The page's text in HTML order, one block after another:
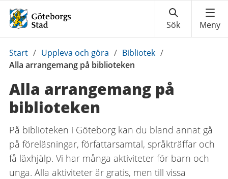
Du
är
Start / Uppleva och göra / Bibliotek /
Alla arrangemang på biblioteken
Alla arrangemang på
biblioteken
På biblioteken i Göteborg kan du bland annat gå
på föreläsningar, författarsamtal, språkträffar och
få läxhjälp. Vi har många aktiviteter för barn och
unga. Alla aktiviteter är gratis, men till vissa